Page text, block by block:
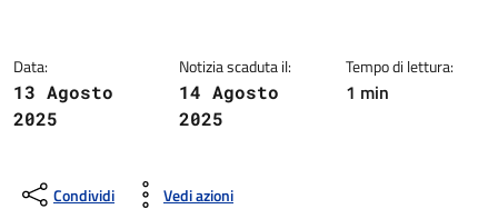
Data:
13 Agosto
2025
Notizia scaduta il:
14 Agosto
2025
Tempo di lettura:
1 min
Condividi Vedi azioni